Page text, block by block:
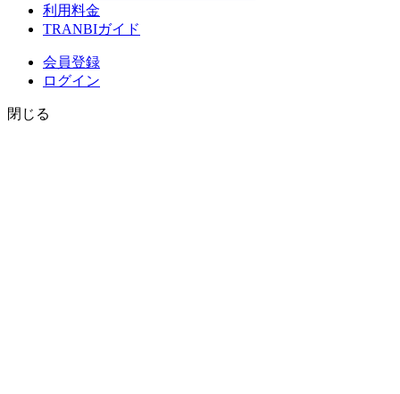
利用料金
TRANBIガイド
会員登録
ログイン
閉じる